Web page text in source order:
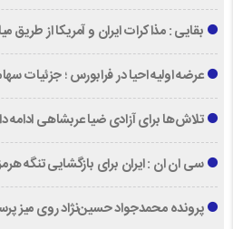
بقایی : مذاکرات ایران و آمریکا از طریق
عرضه اولیه احیا در فرابورس ؛ جزئیات
تلاش‌ها برای آزادی ضیا عربشاهی ادامه
سی ان ان : ایران برای بازگشایی تنگه
پرونده محمدجواد حسین‌نژاد روی میز